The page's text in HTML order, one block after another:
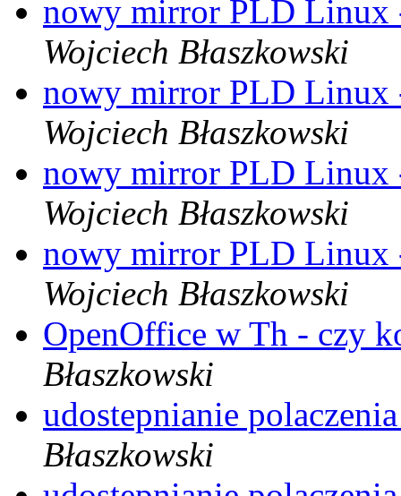
nowy mirror PLD Linux
Wojciech Błaszkowski
nowy mirror PLD Linux
Wojciech Błaszkowski
nowy mirror PLD Linux
Wojciech Błaszkowski
nowy mirror PLD Linux
Wojciech Błaszkowski
OpenOffice w Th - czy
Błaszkowski
udostepnianie
Błaszkowski